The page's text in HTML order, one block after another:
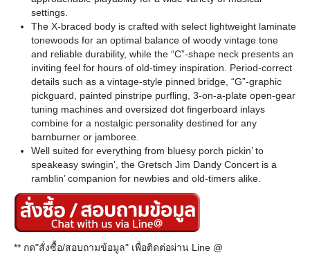
settings.
The X-braced body is crafted with select lightweight laminate
tonewoods for an optimal balance of woody vintage tone
and reliable durability, while the “C”-shape neck presents an
inviting feel for hours of old-timey inspiration. Period-correct
details such as a vintage-style pinned bridge, “G”-graphic
pickguard, painted pinstripe purfling, 3-on-a-plate open-gear
tuning machines and oversized dot fingerboard inlays
combine for a nostalgic personality destined for any
barnburner or jamboree.
Well suited for everything from bluesy porch pickin’ to
speakeasy swingin’, the Gretsch Jim Dandy Concert is a
ramblin’ companion for newbies and old-timers alike.
** กด"สั่งซื้อ/สอบถามข้อมูล" เพื่อติดต่อผ่าน Line @